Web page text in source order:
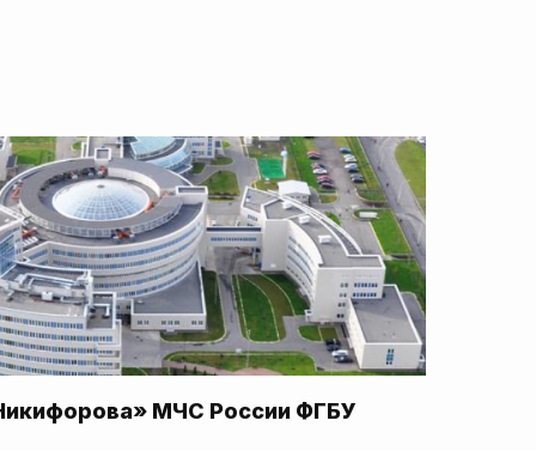
МЧС России ФГБУ